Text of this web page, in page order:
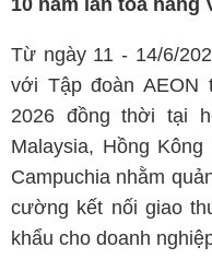
10 năm lan tỏa
Từ ngày 11 - 14/6/
với Tập đoàn AEON
2026 đồng thời tại
Malaysia, Hồng
Campuchia nhằm
cường kết nối giao
khẩu cho doanh